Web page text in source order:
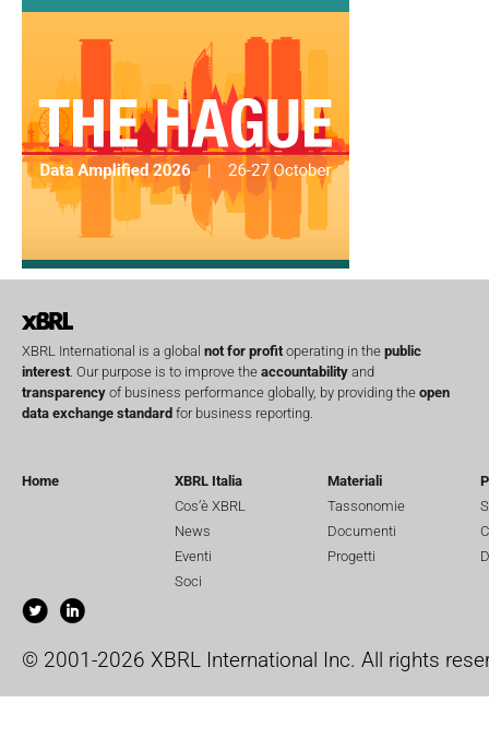
XBRL International is a global not for profit operating in the public
interest . Our purpose is to improve the accountability and
transparency of business performance globally, by providing the open
data exchange standard for business reporting.
Home
XBRL Italia
Cos’è XBRL
News
Eventi
Soci
Materiali
Tassonomie
Documenti
Progetti
© 2001-2026 XBRL International Inc. All rights